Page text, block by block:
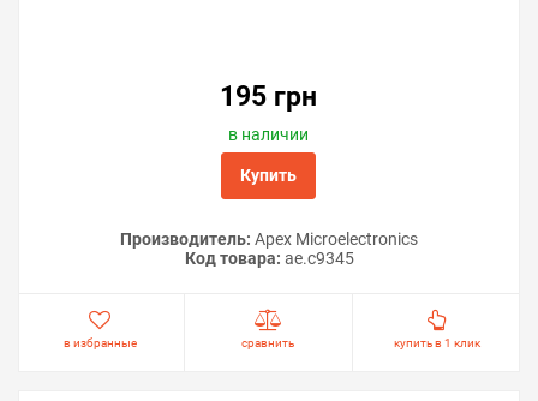
195 грн
в наличии
Купить
Производитель: Apex Microelectronics
Код товара: ae.c9345
в избранные сравнить купить в 1 клик